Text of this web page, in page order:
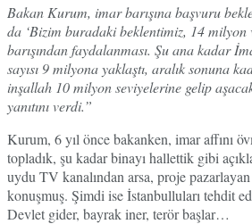
Bakan Kurum, imar barışına başvuru
da ‘Bizim buradaki beklentimiz, 14 milyon
barışından faydalanması. Şu ana kadar
sayısı 9 milyona yaklaştı, aralık sonuna
inşallah 10 milyon seviyelerine gelip
yanıtını verdi.”
Kurum, 6 yıl önce bakanken, imar affını
topladık, şu kadar binayı hallettik gibi
uydu TV kanalından arsa, proje
konuşmuş. Şimdi ise İstanbulluları tehdit
Devlet gider, bayrak iner, terör başlar…